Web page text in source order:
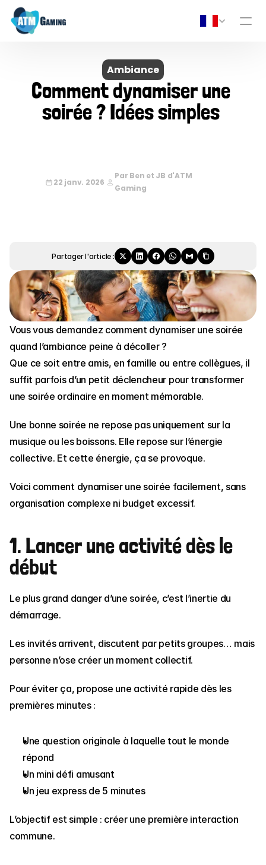
Ambiance
Comment dynamiser une
soirée ? Idées simples
22 janv. 2026
Par Ben et JB d'ATM
Gaming
Partager l'article :
Vous vous demandez comment dynamiser une soirée
quand l’ambiance peine à décoller ?
Que ce soit entre amis, en famille ou entre collègues, il
suffit parfois d’un petit déclencheur pour transformer
une soirée ordinaire en moment mémorable.
Une bonne soirée ne repose pas uniquement sur la
musique ou les boissons. Elle repose sur l’énergie
collective. Et cette énergie, ça se provoque.
Voici comment dynamiser une soirée facilement, sans
organisation complexe ni budget excessif.
1. Lancer une activité dès le
début
Le plus grand danger d’une soirée, c’est l’inertie du
démarrage.
Les invités arrivent, discutent par petits groupes… mais
personne n’ose créer un moment collectif.
Pour éviter ça, propose une activité rapide dès les
premières minutes :
Une question originale à laquelle tout le monde
répond
Un mini défi amusant
Un jeu express de 5 minutes
L’objectif est simple : créer une première interaction
commune.